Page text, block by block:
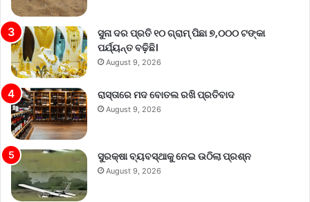
ସୁନା ଦର ପ୍ରତି ୧୦ ଗ୍ରାମ୍‌ ପିଛା ୭,୦୦୦ ଟଙ୍କା
ପର୍ଯ୍ୟନ୍ତ ବଢ଼ିଛି।
August 9, 2026
ରାସ୍ତାରେ ମଦ ବୋତଲ ରଖି ପ୍ରତିବାଦ
August 9, 2026
ସୁରକ୍ଷା ବ୍ୟବସ୍ଥାକୁ ନେଇ ଉଠିଲା ପ୍ରଶ୍ନ
August 9, 2026